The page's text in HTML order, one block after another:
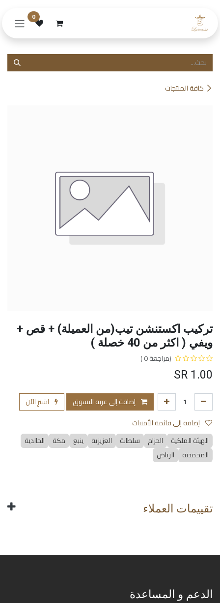
0
كافة المنتجات
تركيب اكستنشن تيب(من العميلة) + قص +
ويفي ( اكثر من 40 خصلة )
(مراجعة 0 )
1.00
إضافة إلى عربة التسوق
اشترِ الآن
الهيئة الملكية
الحزام سلطانة العزيزية ينبع مكة
الخالدية
المحمدية
الرياض
تقييمات العملاء
الدعم و المساعدة